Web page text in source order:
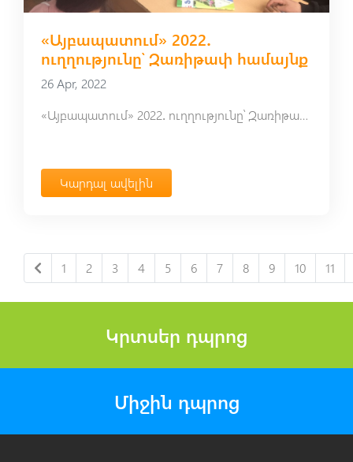
«Այբապատում» 2022․
ուղղությունը՝ Զառիթափ համայնք
26 Apr, 2022
«Այբապատում» 2022․ ուղղությունը՝ Զառիթափ համայնք
Կարդալ ավելին
1 2 3 4 5 6 7 8 9 10 11
Կրտսեր դպրոց
Միջին դպրոց